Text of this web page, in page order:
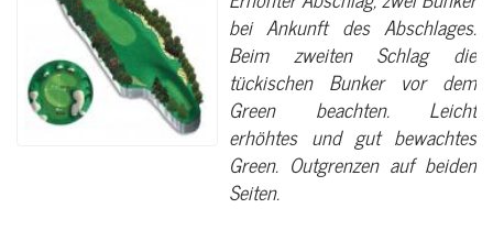
bei Ankunft des Abschlages.
Beim zweiten Schlag die
tückischen Bunker vor dem
Green beachten. Leicht
erhöhtes und gut bewachtes
Green. Outgrenzen auf beiden
Seiten.